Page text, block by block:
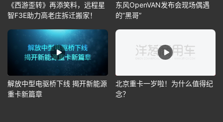
《西游歪转》再添笑料，远程星
智F3E助力高老庄拆迁搬家！
东风OpenVAN发布会现场偶遇
的”黑哥”
解放中型电驱桥下线 揭开新能源
重卡新篇章
北京重卡一岁啦！为什么值得纪
念？